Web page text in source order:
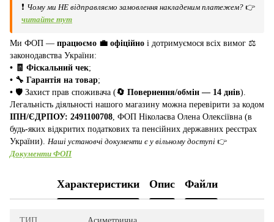
❗ Чому ми НЕ відправляємо замовлення накладеним платежем? 👉
читайте тут
Ми ФОП — працюємо 💼 офіційно і дотримуємося всіх вимог ⚖️
законодавства України:
• 🧾 Фіскальний чек;
• 🔧 Гарантія на товар;
• 🛡️ Захист прав споживача (🔄 Повернення/обмін — 14 днів).
Легальність діяльності нашого магазину можна перевірити за кодом
ІПН/ЄДРПОУ: 2491100708 , ФОП Ніколаєва Олена Олексіївна (в
будь-яких відкритих податкових та пенсійних державних реєстрах
України). Наші установчі документи є у вільному доступі 👉
Документи ФОП
Характеристики Опис Файли